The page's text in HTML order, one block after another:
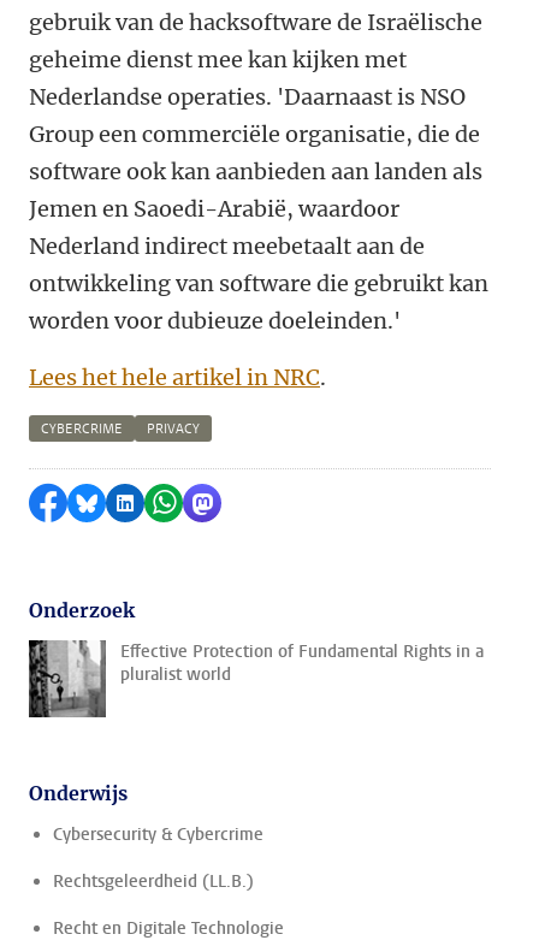
gebruik van de hacksoftware de Israëlische
geheime dienst mee kan kijken met
Nederlandse operaties. 'Daarnaast is NSO
Group een commerciële organisatie, die de
software ook kan aanbieden aan landen als
Jemen en Saoedi-Arabië, waardoor
Nederland indirect meebetaalt aan de
ontwikkeling van software die gebruikt kan
worden voor dubieuze doeleinden.'
Lees het hele artikel in NRC.
CYBERCRIME PRIVACY
Delen op Facebook
Delen via Bluesky
Delen op LinkedIn
Delen via WhatsApp
Delen via Mastodon
Onderzoek
Effective Protection of Fundamental Rights in a
pluralist world
Onderwijs
Cybersecurity & Cybercrime
Rechtsgeleerdheid (LL.B.)
Recht en Digitale Technologie